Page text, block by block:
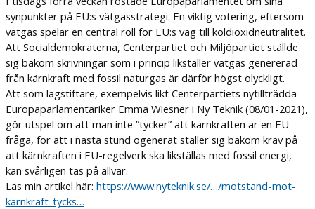
synpunkter på EU:s vätgasstrategi. En viktig votering, eftersom
vätgas spelar en central roll för EU:s väg till koldioxidneutralitet.
Att Socialdemokraterna, Centerpartiet och Miljöpartiet ställde
sig bakom skrivningar som i princip likställer vätgas genererad
från kärnkraft med fossil naturgas är därför högst olyckligt.
Att som lagstiftare, exempelvis likt Centerpartiets nytillträdda
Europaparlamentariker Emma Wiesner i Ny Teknik (08/01-2021),
gör utspel om att man inte ”tycker” att kärnkraften är en EU-
fråga, för att i nästa stund ogenerat ställer sig bakom krav på
att kärnkraften i EU-regelverk ska likställas med fossil energi,
kan svårligen tas på allvar.
Läs min artikel här: https://www.nyteknik.se/…/motstand-mot-
karnkraft-tycks…